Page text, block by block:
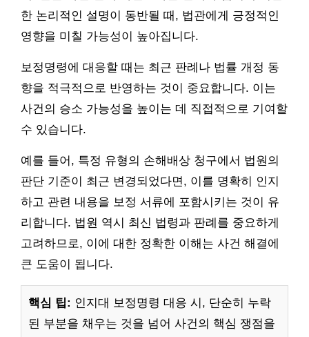
한 논리적인 설명이 동반될 때, 법관에게 긍정적인
영향을 미칠 가능성이 높아집니다.
보정명령에 대응할 때는 최근 판례나 법률 개정 동
향을 적극적으로 반영하는 것이 중요합니다. 이는
사건의 승소 가능성을 높이는 데 직접적으로 기여할
수 있습니다.
예를 들어, 특정 유형의 손해배상 청구에서 법원의
판단 기준이 최근 변경되었다면, 이를 명확히 인지
하고 관련 내용을 보정 서류에 포함시키는 것이 유
리합니다. 법원 역시 최신 법령과 판례를 중요하게
고려하므로, 이에 대한 정확한 이해는 사건 해결에
큰 도움이 됩니다.
핵심 팁: 인지대 보정명령 대응 시, 단순히 누락
된 부분을 채우는 것을 넘어 사건의 핵심 쟁점을